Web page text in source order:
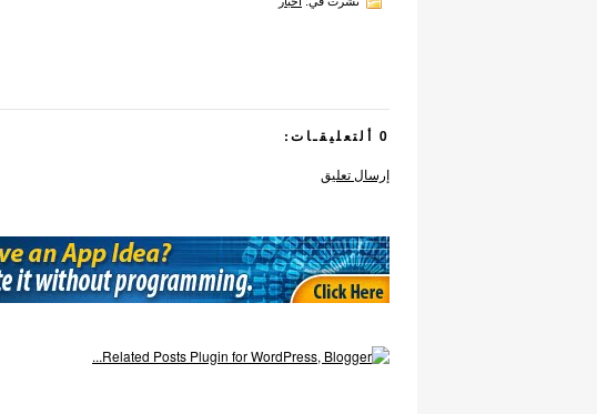
0 ألتعليقـات:
إرسال تعليق